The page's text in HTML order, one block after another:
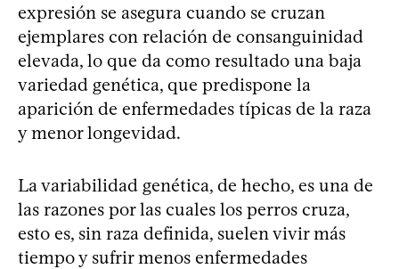
expresión se asegura cuando se cruzan
ejemplares con relación de consanguinidad
elevada, lo que da como resultado una baja
variedad genética, que predispone la
aparición de enfermedades típicas de la raza
y menor longevidad.
La variabilidad genética, de hecho, es una de
las razones por las cuales los perros cruza,
esto es, sin raza definida, suelen vivir más
tiempo y sufrir menos enfermedades